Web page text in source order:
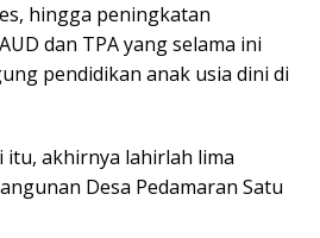
hingga peningkatan
dan TPA yang selama ini
pendidikan anak usia dini di
itu, akhirnya lahirlah lima
Desa Pedamaran Satu